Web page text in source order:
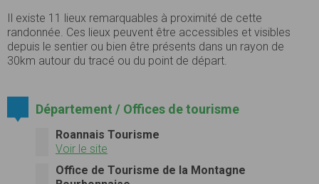
Il existe 11 lieux remarquables à proximité de cette
randonnée. Ces lieux peuvent être accessibles et visibles
depuis le sentier ou bien être présents dans un rayon de
30km autour du tracé ou du point de départ.
Département / Offices de tourisme
Roannais Tourisme
Voir le site
Office de Tourisme de la Montagne